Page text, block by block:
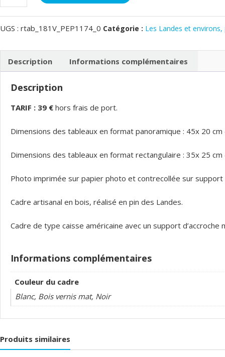
de
Estacade
de
UGS : rtab_181V_PEP1174_0 Catégorie : Les Landes et
Description Informations complémentaires
Description
TARIF : 39 € hors frais de port.
Dimensions des tableaux en format panoramique : 45x 20
Dimensions des tableaux en format rectangulaire : 35x 25
Photo imprimée sur papier photo et contrecollée sur support
Cadre artisanal en bois, réalisé en pin des Landes.
Cadre de type caisse américaine avec un support d’accroche
Informations complémentaires
Couleur du cadre
Blanc, Bois vernis mat, Noir
Produits similaires